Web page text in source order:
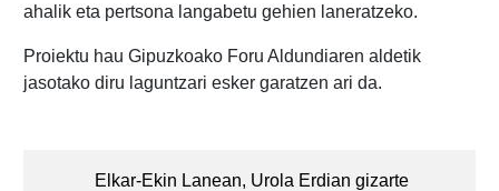
ahalik eta pertsona langabetu gehien laneratzeko.
Proiektu hau Gipuzkoako Foru Aldundiaren aldetik
jasotako diru laguntzari esker garatzen ari da.
Elkar-Ekin Lanean, Urola Erdian gizarte